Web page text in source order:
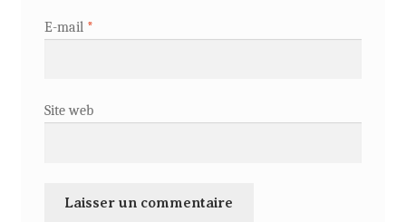
E-mail *
Site web